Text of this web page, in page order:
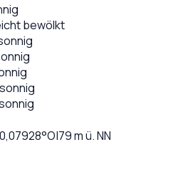
bewölkt
sonnig
°O|79m ü. NN